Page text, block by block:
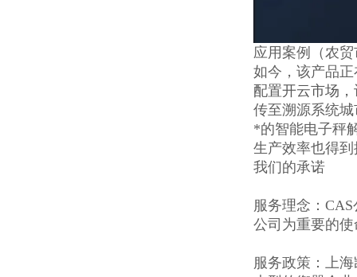
应用案例（农
如今，该产品
配置开云市场，
传至溯源系统
*的智能电子秤
生产效率也得
我们的承诺
服务理念：
公司为重要的使
服务政策：上